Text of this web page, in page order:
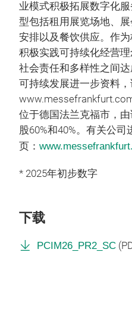
业模式积极拓展数字化
型包括租用展览场地、
安排以及餐饮供应。作
积极实践可持续化经营理
社会责任和多样性之间
可持续发展进一步资料，
位于德国法兰克福市，
股60%和40%。有关公司
页：
* 2025年初步数字
下载
PCIM26_PR2_SC (